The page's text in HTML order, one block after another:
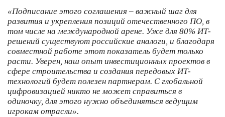
«Подписание этого соглашения – важный шаг для
развития и укрепления позиций отечественного ПО, в
том числе на международной арене. Уже для 80% ИТ-
решений существуют российские аналоги, и благодаря
совместной работе этот показатель будет только
расти. Уверен, наш опыт инвестиционных проектов в
сфере строительства и создания передовых ИТ-
технологий будет полезен партнерам. С глобальной
цифровизацией никто не может справиться в
одиночку, для этого нужно объединяться ведущим
игрокам отрасли».